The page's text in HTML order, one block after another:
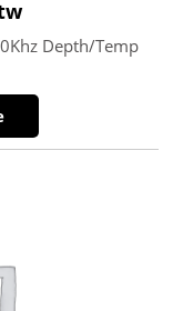
Depth/Temp